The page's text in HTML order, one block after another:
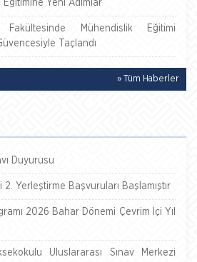
Eğitimine Yeni Adımlar
Fakültesinde Mühendislik Eğitimi
Taçlandı
» Tüm Haberler
Duyurusu
Yerleştirme Başvuruları Başlamıştır
2026 Bahar Dönemi Çevrim İçi Yıl
Uluslararası Sınav Merkezi